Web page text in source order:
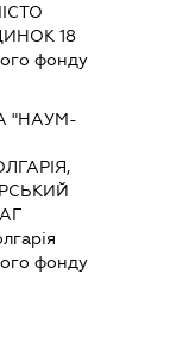
18
фонду
"НАУМ-
фонду